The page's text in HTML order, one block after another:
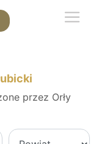
przez Orły